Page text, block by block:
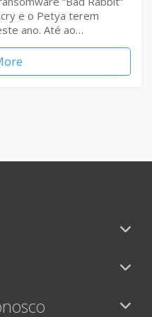
e o Petya terem
ano. Até ao…